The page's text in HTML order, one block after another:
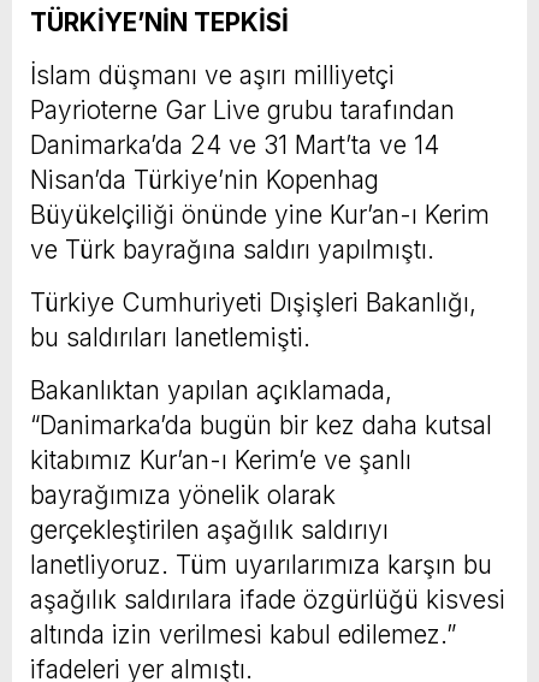
TÜRKİYE’NİN TEPKİSİ
İslam düşmanı ve aşırı milliyetçi
Payrioterne Gar Live grubu tarafından
Danimarka’da 24 ve 31 Mart’ta ve 14
Nisan’da Türkiye’nin Kopenhag
Büyükelçiliği önünde yine Kur’an-ı Kerim
ve Türk bayrağına saldırı yapılmıştı.
Türkiye Cumhuriyeti Dışişleri Bakanlığı,
bu saldırıları lanetlemişti.
Bakanlıktan yapılan açıklamada,
“Danimarka’da bugün bir kez daha kutsal
kitabımız Kur’an-ı Kerim’e ve şanlı
bayrağımıza yönelik olarak
gerçekleştirilen aşağılık saldırıyı
lanetliyoruz. Tüm uyarılarımıza karşın bu
aşağılık saldırılara ifade özgürlüğü kisvesi
altında izin verilmesi kabul edilemez.”
ifadeleri yer almıştı.